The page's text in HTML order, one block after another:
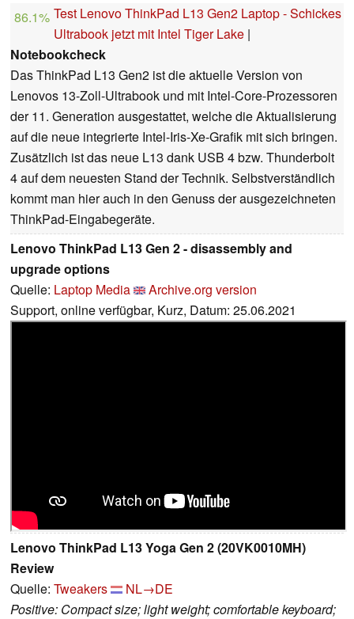
86.1% Test Lenovo ThinkPad L13 Gen2 Laptop - Schickes
Ultrabook jetzt mit Intel Tiger Lake |
Notebookcheck
Das ThinkPad L13 Gen2 ist die aktuelle Version von
Lenovos 13-Zoll-Ultrabook und mit Intel-Core-Prozessoren
der 11. Generation ausgestattet, welche die Aktualisierung
auf die neue integrierte Intel-Iris-Xe-Grafik mit sich bringen.
Zusätzlich ist das neue L13 dank USB 4 bzw. Thunderbolt
4 auf dem neuesten Stand der Technik. Selbstverständlich
kommt man hier auch in den Genuss der ausgezeichneten
ThinkPad-Eingabegeräte.
Lenovo ThinkPad L13 Gen 2 - disassembly and
upgrade options
Quelle: Laptop Media
Archive.org version
Support, online verfügbar, Kurz, Datum: 25.06.2021
Lenovo ThinkPad L13 Yoga Gen 2 (20VK0010MH)
Review
Quelle: Tweakers
NL→DE
Positive: Compact size; light weight; comfortable keyboard;